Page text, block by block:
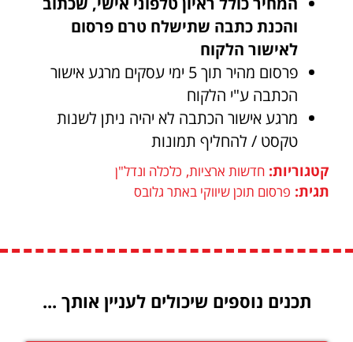
והכנת כתבה שתישלח טרם פרסום
לאישור הלקוח
פרסום מהיר תוך 5 ימי עסקים מרגע אישור
הכתבה ע"י הלקוח
מרגע אישור הכתבה לא יהיה ניתן לשנות
טקסט / להחליף תמונות
קטגוריות: חדשות ארציות, כלכלה ונדל"ן
תגית: פרסום תוכן שיווקי באתר גלובס
תכנים נוספים שיכולים לעניין אותך ...